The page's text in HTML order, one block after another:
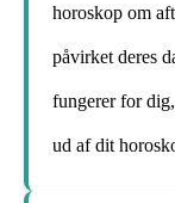
horoskop om
påvirket deres
fungerer for
ud af dit